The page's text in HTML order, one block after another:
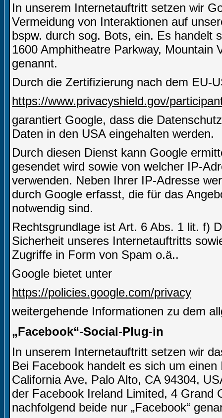
In unserem Internetauftritt setzen wir
Vermeidung von Interaktionen auf
bspw. durch sog. Bots, ein. Es handelt
1600 Amphitheatre Parkway, Mountain
genannt.
Durch die Zertifizierung nach dem EU-
https://www.privacyshield.gov/
garantiert Google, dass die
Daten in den USA eingehalten werden.
Durch diesen Dienst kann Google
gesendet wird sowie von welcher IP-
verwenden. Neben Ihrer IP-Adresse
durch Google erfasst, die für das
notwendig sind.
Rechtsgrundlage ist Art. 6 Abs. 1 lit. f)
Sicherheit unseres Internetauftritts
Zugriffe in Form von Spam o.ä..
Google bietet unter
https://policies.google.com/privacy
weitergehende Informationen zu dem
„Facebook“-Social-Plug-in
In unserem Internetauftritt setzen wir
Bei Facebook handelt es sich um
California Ave, Palo Alto, CA 94304,
der Facebook Ireland Limited, 4 Grand
nachfolgend beide nur „Facebook“